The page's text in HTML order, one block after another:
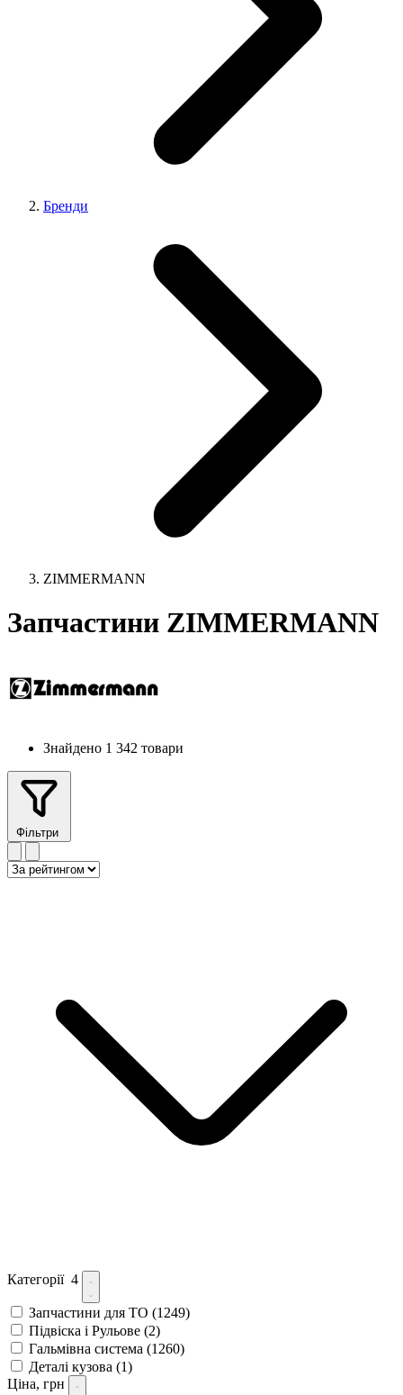
Бренди
ZIMMERMANN
Запчастини ZIMMERMANN
Знайдено 1 342 товари
Фільтри
Категорії 4
Запчастини для ТО (1249)
Підвіска і Рульове (2)
Гальмівна система (1260)
Деталі кузова (1)
Ціна, грн